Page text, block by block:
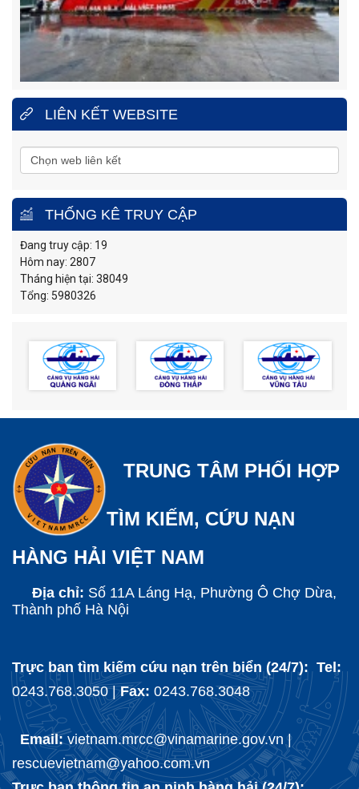
LIÊN KẾT WEBSITE
THỐNG KÊ TRUY CẬP
Đang truy cập: 19
Hôm nay: 2807
Tháng hiện tại: 38049
Tổng: 5980326
TRUNG TÂM PHỐI HỢP
TÌM KIẾM, CỨU NẠN
HÀNG HẢI VIỆT NAM
Địa chỉ: Số 11A Láng Hạ, Phường Ô Chợ Dừa,
Thành phố Hà Nội
Trực ban tìm kiếm cứu nạn trên biển (24/7): Tel:
0243.768.3050 |Fax: 0243.768.3048
Email:vietnam.mrcc@vinamarine.gov.vn |
rescuevietnam@yahoo.com.vn